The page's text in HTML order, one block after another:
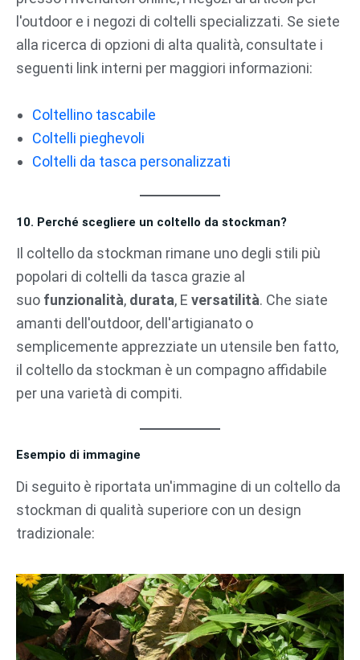
l'outdoor e i negozi di coltelli specializzati. Se siete
alla ricerca di opzioni di alta qualità, consultate i
seguenti link interni per maggiori informazioni:
Coltellino tascabile
Coltelli pieghevoli
Coltelli da tasca personalizzati
10. Perché scegliere un coltello da stockman?
Il coltello da stockman rimane uno degli stili più
popolari di coltelli da tasca grazie al
suo funzionalità, durata, E versatilità. Che siate
amanti dell'outdoor, dell'artigianato o
semplicemente apprezziate un utensile ben fatto,
il coltello da stockman è un compagno affidabile
per una varietà di compiti.
Esempio di immagine
Di seguito è riportata un'immagine di un coltello da
stockman di qualità superiore con un design
tradizionale: